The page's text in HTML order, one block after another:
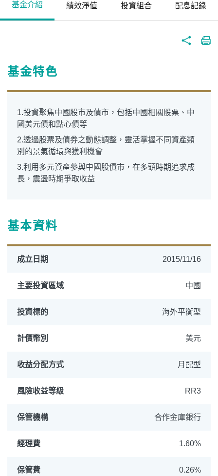
基金介紹 績效淨值 投資組合 配息記錄
基金特色
1.投資聚焦中國股市及債市，包括中國相關股票、中
國美元債和點心債等
2.透過股票及債券之動態調整，靈活掌握不同資產類
別的景氣循環與獲利機會
3.利用多元資產參與中國股債市，在多頭時期追求成
長，震盪時期爭取收益
基本資料
成立日期 2015/11/16
主要投資區域 中國
投資標的 海外平衡型
計價幣別 美元
收益分配方式 月配型
風險收益等級 RR3
保管機構 合作金庫銀行
經理費 1.60%
保管費 0.26%